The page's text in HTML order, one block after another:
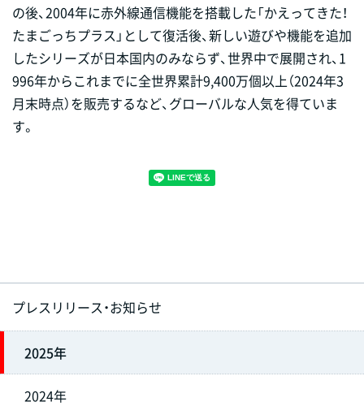
の後、2004年に赤外線通信機能を搭載した「かえってきた！
たまごっちプラス」として復活後、新しい遊びや機能を追加
したシリーズが日本国内のみならず、世界中で展開され、1
996年からこれまでに全世界累計9,400万個以上（2024年3
月末時点）を販売するなど、グローバルな人気を得ていま
す。
プレスリリース・お知らせ
2025年
2024年